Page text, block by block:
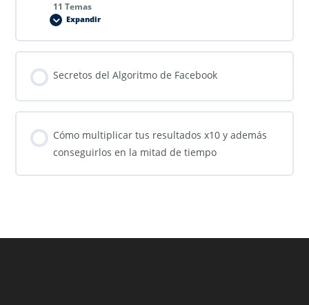
11 Temas
Expandir
Secretos del Algoritmo de Facebook
Cómo multiplicar tus resultados x10 y además
conseguirlos en la mitad de tiempo